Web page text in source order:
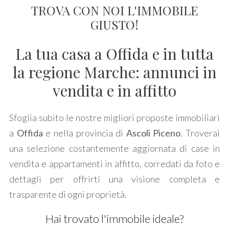
TROVA CON NOI L'IMMOBILE
GIUSTO!
La tua casa a Offida e in tutta
la regione Marche: annunci in
vendita e in affitto
Sfoglia subito le nostre migliori proposte immobiliari
a Offida e nella provincia di Ascoli Piceno. Troverai
una selezione costantemente aggiornata di case in
vendita e appartamenti in affitto, corredati da foto e
dettagli per offrirti una visione completa e
trasparente di ogni proprietà.
Hai trovato l'immobile ideale?
Terreni
Prezzo
Totale
mq